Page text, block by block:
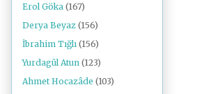
Erol Göka (167)
Derya Beyaz (156)
İbrahim Tığlı (156)
Yurdagül Atun (123)
Ahmet Hocazâde (103)